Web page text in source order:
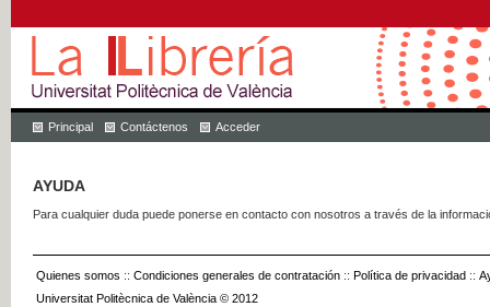
Principal Contáctenos Acceder
AYUDA
Para cualquier duda puede ponerse en contacto con nosotros a través de la
Quienes somos :: Condiciones generales de contratación :: Política de privacidad ::
Universitat Politècnica de València © 2012